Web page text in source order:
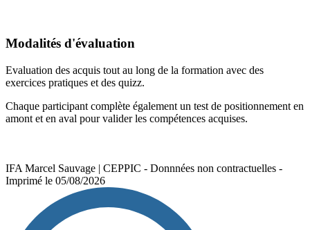
Modalités d'évaluation
Evaluation des acquis tout au long de la formation avec des
exercices pratiques et des quizz.
Chaque participant complète également un test de positionnement en
amont et en aval pour valider les compétences acquises.
IFA Marcel Sauvage | CEPPIC - Donnnées non contractuelles -
Imprimé le 05/08/2026